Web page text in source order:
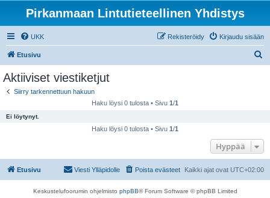
Pirkanmaan Lintutieteellinen Yhdistys
UKK Kirjaudu sisään
Rekisteröidy
Etusivu
Aktiiviset viestiketjut
Siirry tarkennettuun hakuun
Haku löysi 0 tulosta • Sivu 1/1
Ei löytynyt.
Haku löysi 0 tulosta • Sivu 1/1
Hyppää
Etusivu Kaikki ajat ovat UTC+02:00
Poista evästeet
Viesti Ylläpidolle
Keskustelufoorumin ohjelmisto phpBB® Forum Software © phpBB Limited